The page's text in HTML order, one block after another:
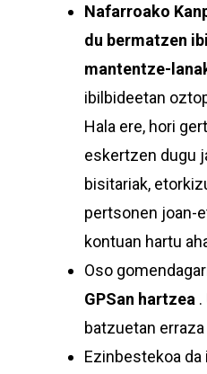
Nafarroako
du bermatzen
mantentze-
ibilbideetan
Hala ere, hori
eskertzen dugu
bisitariak,
pertsonen joan-
kontuan hartu
Oso
GPSan hartzea
batzuetan
Ezinbestekoa da